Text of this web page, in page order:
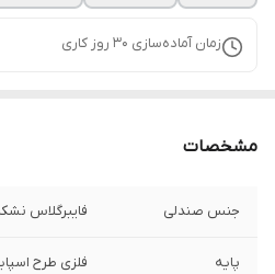
زمان آماده‌سازی 30 روز کاری
مشخصات
جنس صندلی فایبرگلاس
پایه فلزی طرح